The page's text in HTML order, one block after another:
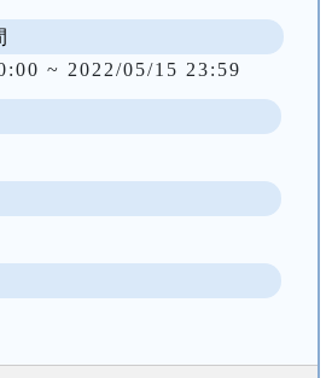
~ 2022/05/15 23:59